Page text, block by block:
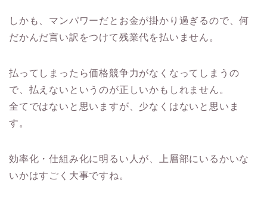
しかも、マンパワーだとお金が掛かり過ぎるので、何
だかんだ言い訳をつけて残業代を払いません。
払ってしまったら価格競争力がなくなってしまうの
で、払えないというのが正しいかもしれません。
全てではないと思いますが、少なくはないと思いま
す。
効率化・仕組み化に明るい人が、上層部にいるかいな
いかはすごく大事ですね。